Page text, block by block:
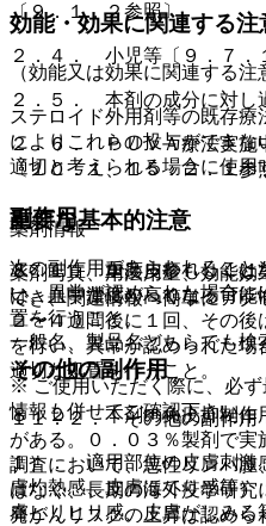
〔９．１．２参照〕。
２．４． 小児等〔９．７．
２．５． 本剤の成分に対し
２．６． ＰＵＶＡ療法実施
〔１０．１、１５．２．１参
重要な基本的注意
８．１． 重度皮疹もしくは
は、血中濃度が高くなる可
２〜４週間後に１回、その
を行い、異常が認められた場
適切な処置を行うこと。
８．２． 本剤の免疫抑制作
がある。０．０３％製剤で
調査において、悪性リンパ
はなく、長期の海外疫学研
発がんリスクの上昇は認めら
効能・効果に関連する注
（効能又は効果に関連する注
ステロイド外用剤等の既存
によりこれらの投与ができ
適切と考えられる場合に使用
副作用
次の副作用があらわれるこ
い、異常が認められた場合
置を行うこと。
その他の副作用
１１．２． その他の副作用
１）． 適用部位の皮膚刺激
膚灼熱感、皮膚ほてり感等
膚ヒリヒリ感、皮膚がしみ
薬剤情報
薬剤写真、用法用量、効能
でき、関連情報へ簡単にアク
一般名、製品名どちらでも検
※ ご使用いただく際に、必
情報も併せてご確認下さい。